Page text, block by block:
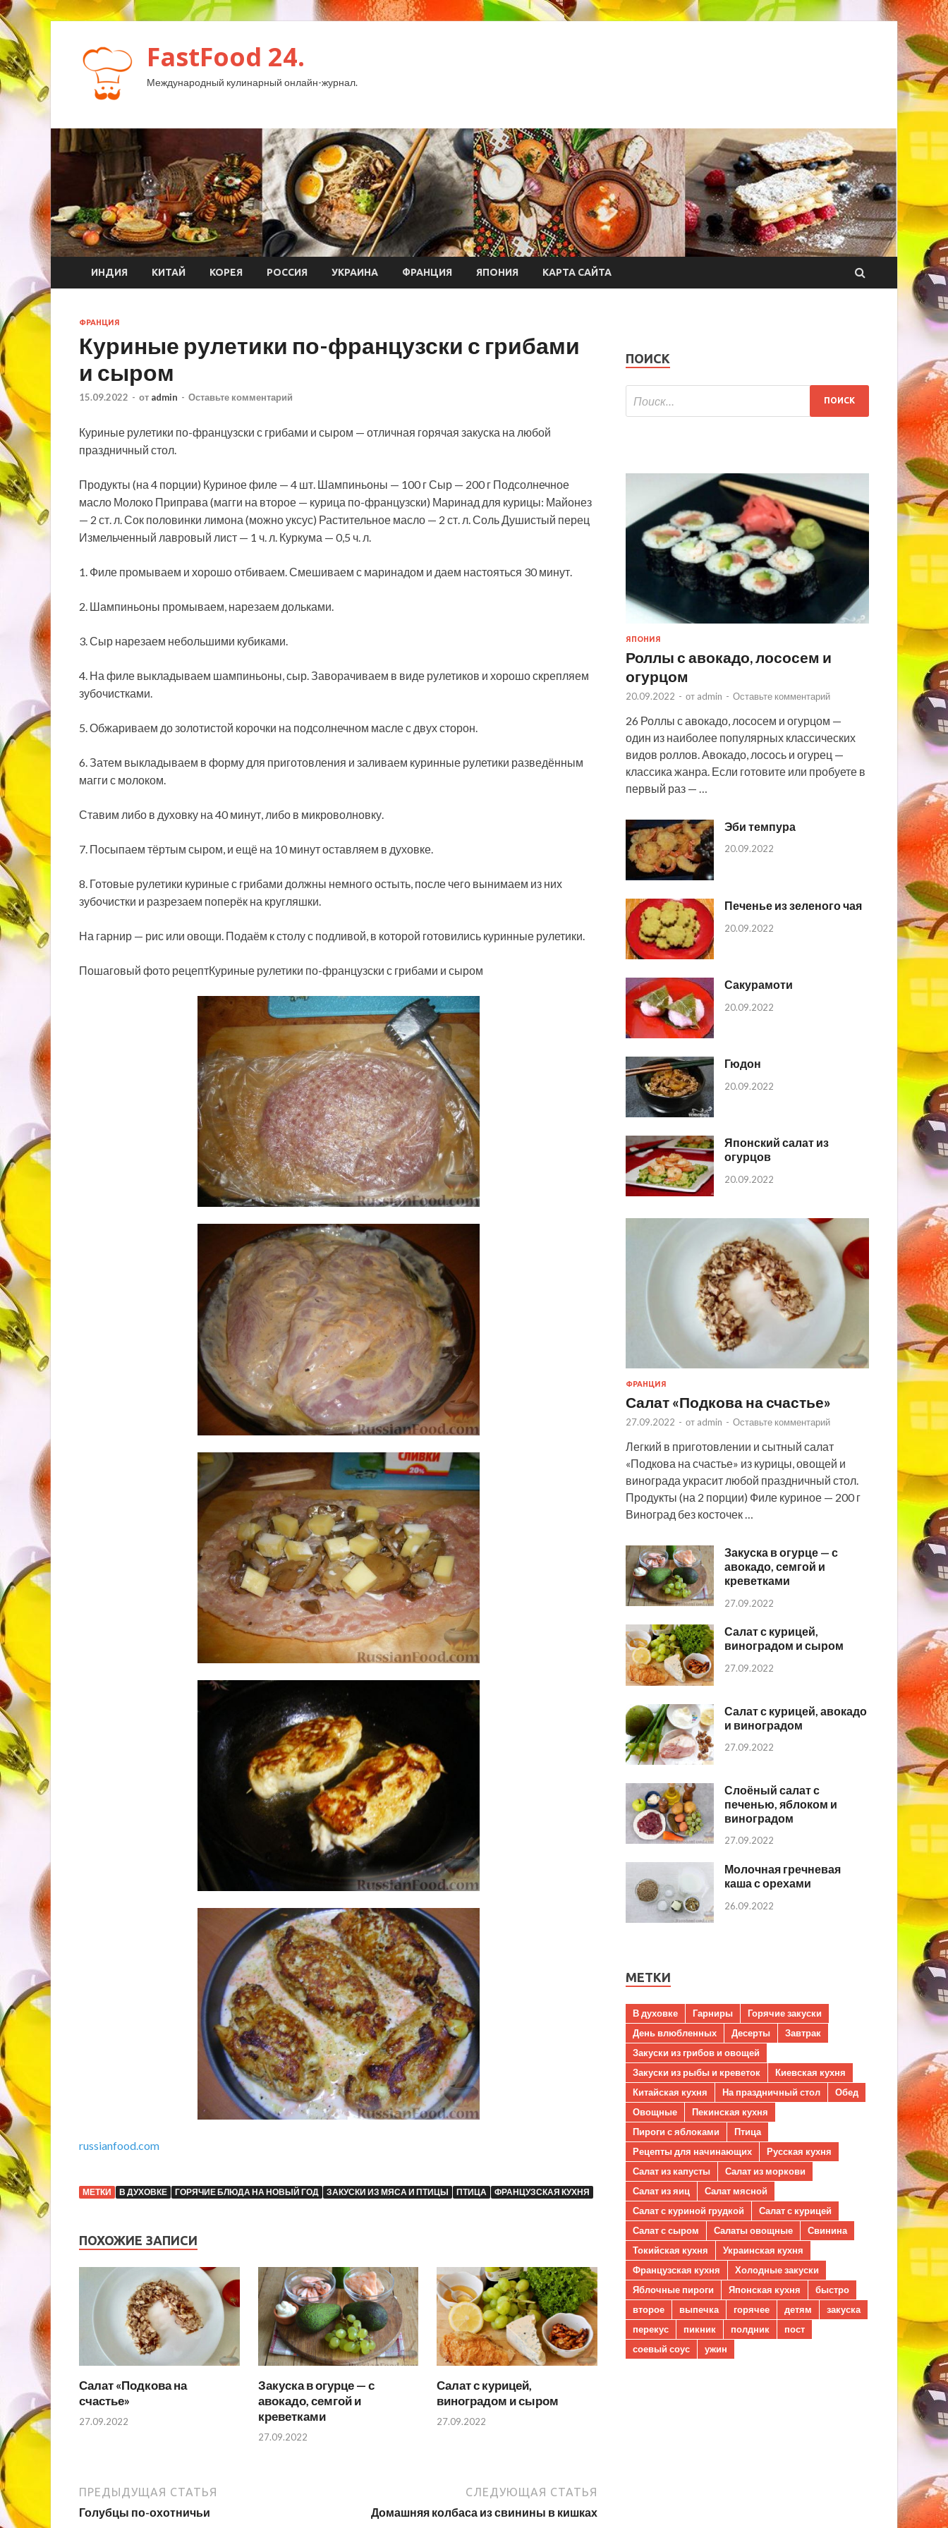
FastFood 24.
Международный кулинарный онлайн-журнал.
ИНДИЯ КИТАЙ КОРЕЯ РОССИЯ УКРАИНА ФРАНЦИЯ ЯПОНИЯ КАРТА САЙТА
ФРАНЦИЯ
Куриные рулетики по-французски с грибами
и сыром
15.09.2022 - от admin - Оставьте комментарий
Куриные рулетики по-французски с грибами и сыром — отличная горячая закуска на любой
праздничный стол.
Продукты (на 4 порции) Куриное филе — 4 шт. Шампиньоны — 100 г Сыр — 200 г Подсолнечное
масло Молоко Приправа (магги на второе — курица по-французски) Маринад для курицы: Майонез
— 2 ст. л. Сок половинки лимона (можно уксус) Растительное масло — 2 ст. л. Соль Душистый перец
Измельченный лавровый лист — 1 ч. л. Куркума — 0,5 ч. л.
1. Филе промываем и хорошо отбиваем. Смешиваем с маринадом и даем настояться 30 минут.
2. Шампиньоны промываем, нарезаем дольками.
3. Сыр нарезаем небольшими кубиками.
4. На филе выкладываем шампиньоны, сыр. Заворачиваем в виде рулетиков и хорошо скрепляем
зубочистками.
5. Обжариваем до золотистой корочки на подсолнечном масле с двух сторон.
6. Затем выкладываем в форму для приготовления и заливаем куринные рулетики разведённым
магги с молоком.
Ставим либо в духовку на 40 минут, либо в микроволновку.
7. Посыпаем тёртым сыром, и ещё на 10 минут оставляем в духовке.
8. Готовые рулетики куриные с грибами должны немного остыть, после чего вынимаем из них
зубочистки и разрезаем поперёк на кругляшки.
На гарнир — рис или овощи. Подаём к столу с подливой, в которой готовились куринные рулетики.
Пошаговый фото рецептКуриные рулетики по-французски с грибами и сыром
russianfood.com
МЕТКИ В ДУХОВКЕ ГОРЯЧИЕ БЛЮДА НА НОВЫЙ ГОД ЗАКУСКИ ИЗ МЯСА И ПТИЦЫ ПТИЦА ФРАНЦУЗСКАЯ КУХНЯ
ПОХОЖИЕ ЗАПИСИ
Салат «Подкова на
счастье»
27.09.2022
Закуска в огурце — с
авокадо, семгой и
креветками
27.09.2022
Салат с курицей,
виноградом и сыром
27.09.2022
ПРЕДЫДУЩАЯ СТАТЬЯ
Голубцы по-охотничьи
СЛЕДУЮЩАЯ СТАТЬЯ
Домашняя колбаса из свинины в кишках
ПОИСК
ЯПОНИЯ
Роллы с авокадо, лососем и
огурцом
20.09.2022 - от admin - Оставьте комментарий
26 Роллы с авокадо, лососем и огурцом —
один из наиболее популярных классических
видов роллов. Авокадо, лосось и огурец —
классика жанра. Если готовите или пробуете в
первый раз — …
Эби темпура
20.09.2022
Печенье из зеленого чая
20.09.2022
Сакурамоти
20.09.2022
Гюдон
20.09.2022
Японский салат из
огурцов
20.09.2022
ФРАНЦИЯ
Салат «Подкова на счастье»
27.09.2022 - от admin - Оставьте комментарий
Легкий в приготовлении и сытный салат
«Подкова на счастье» из курицы, овощей и
винограда украсит любой праздничный стол.
Продукты (на 2 порции) Филе куриное — 200 г
Виноград без косточек …
Закуска в огурце — с
авокадо, семгой и
креветками
27.09.2022
Салат с курицей,
виноградом и сыром
27.09.2022
Салат с курицей, авокадо
и виноградом
27.09.2022
Слоёный салат с
печенью, яблоком и
виноградом
27.09.2022
Молочная гречневая
каша с орехами
26.09.2022
МЕТКИ
В духовке Гарниры
Горячие закуски
День влюбленных
Десерты
Завтрак
Закуски из грибов и овощей
Закуски из рыбы и креветок
Киевская кухня
Китайская кухня
На праздничный стол
Обед
Овощные
Пекинская кухня
Пироги с яблоками
Птица
Рецепты для начинающих
Русская кухня
Салат из капусты
Салат из моркови
Салат из яиц
Салат мясной
Салат с куриной грудкой
Салат с курицей
Салат с сыром
Салаты овощные
Свинина
Токийская кухня
Украинская кухня
Французская кухня
Холодные закуски
Яблочные пироги
Японская кухня
быстро
второе
выпечка горячее детям
закуска
перекус
пикник полдник
пост
соевый соус
ужин